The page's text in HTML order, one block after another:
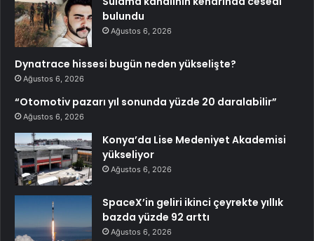
bulundu
Ağustos 6, 2026
Dynatrace hissesi bugün neden yükselişte?
Ağustos 6, 2026
“Otomotiv pazarı yıl sonunda yüzde 20 daralabilir”
Ağustos 6, 2026
Konya’da Lise Medeniyet Akademisi
yükseliyor
Ağustos 6, 2026
SpaceX’in geliri ikinci çeyrekte yıllık
bazda yüzde 92 arttı
Ağustos 6, 2026